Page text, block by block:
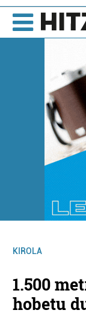
KIROLA
1.500
hobetu